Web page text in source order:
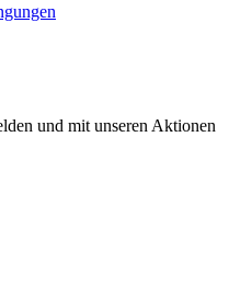
und mit unseren Aktionen